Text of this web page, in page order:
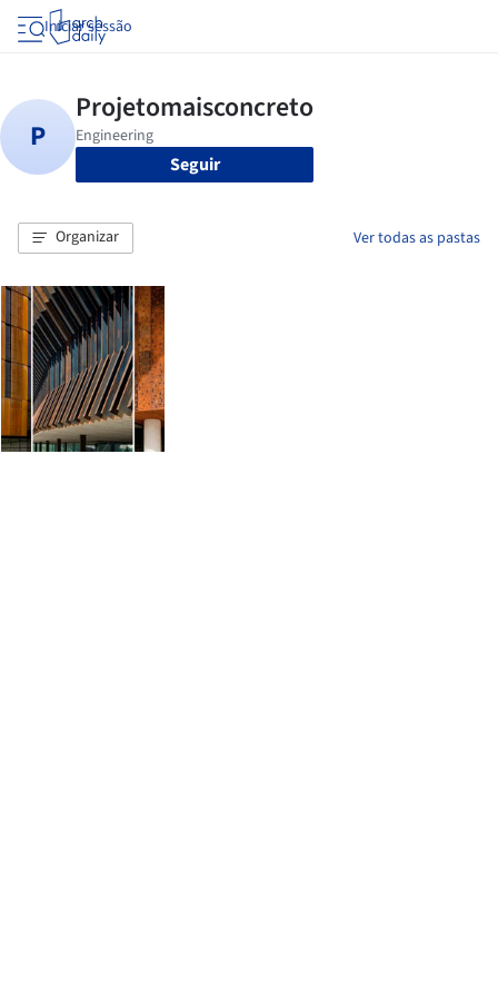
Iniciar sessão
Seguir
Organizar Ver todas as pastas